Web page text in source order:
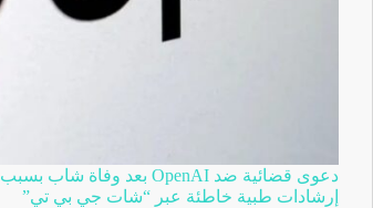
دعوى قضائية ضد OpenAI بعد وفاة شاب بسبب
إرشادات طبية خاطئة عبر “شات جي بي تي”